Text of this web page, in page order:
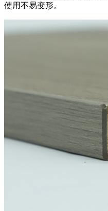
使用不易变形。